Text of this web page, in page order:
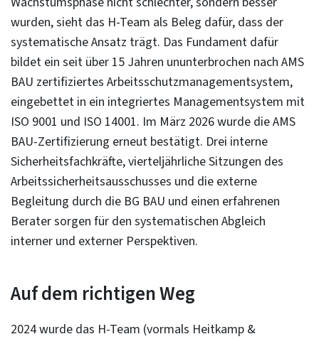
wurden, sieht das H-Team als Beleg dafür, dass der
systematische Ansatz trägt. Das Fundament dafür
bildet ein seit über 15 Jahren ununterbrochen nach AMS
BAU zertifiziertes Arbeitsschutzmanagementsystem,
eingebettet in ein integriertes Managementsystem mit
ISO 9001 und ISO 14001. Im März 2026 wurde die AMS
BAU-Zertifizierung erneut bestätigt. Drei interne
Sicherheitsfachkräfte, vierteljährliche Sitzungen des
Arbeitssicherheitsausschusses und die externe
Begleitung durch die BG BAU und einen erfahrenen
Berater sorgen für den systematischen Abgleich
interner und externer Perspektiven.
Auf dem richtigen Weg
2024 wurde das H-Team (vormals Heitkamp &